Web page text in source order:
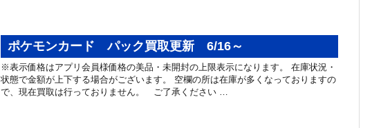
ポケモンカード パック買取更新 6/16～
※表示価格はアプリ会員様価格の美品・未開封の上限表示になります。 在庫状況・
状態で金額が上下する場合がございます。 空欄の所は在庫が多くなっておりますの
で、現在買取は行っておりません。 ご了承ください …